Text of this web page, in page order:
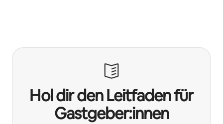
Hol dir den Leitfaden für
Gastgeber:innen